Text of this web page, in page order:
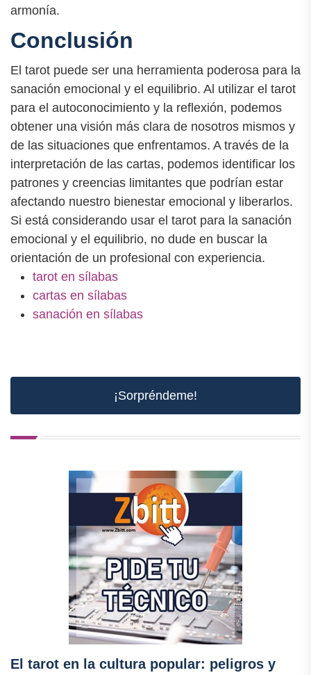
armonía.
Conclusión
El tarot puede ser una herramienta poderosa para la
sanación emocional y el equilibrio. Al utilizar el tarot
para el autoconocimiento y la reflexión, podemos
obtener una visión más clara de nosotros mismos y
de las situaciones que enfrentamos. A través de la
interpretación de las cartas, podemos identificar los
patrones y creencias limitantes que podrían estar
afectando nuestro bienestar emocional y liberarlos.
Si está considerando usar el tarot para la sanación
emocional y el equilibrio, no dude en buscar la
orientación de un profesional con experiencia.
tarot en sílabas
cartas en sílabas
sanación en sílabas
¡Sorpréndeme!
El tarot en la cultura popular: peligros y